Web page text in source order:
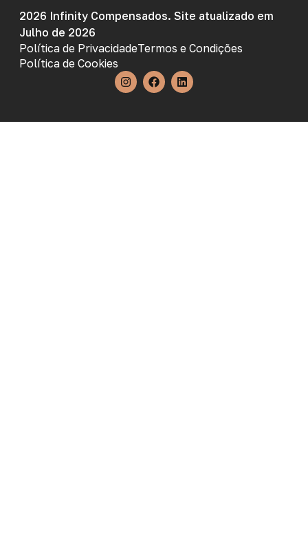
2026 Infinity Compensados. Site atualizado em
Julho de 2026
Política de PrivacidadeTermos e Condições
Política de Cookies